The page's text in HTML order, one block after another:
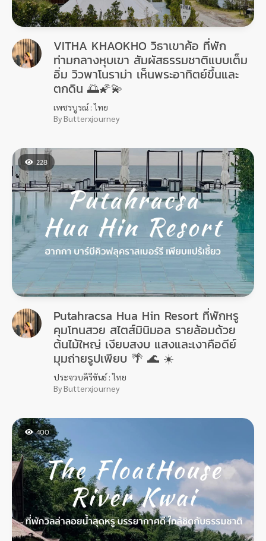
VITHA KHAOKHO วิธาเขาค้อ ที่พัก
ท่ามกลางหุบเขา สัมผัสธรรมชาติแบบเต็ม
อิ่ม วิวพาโนราม่า เห็นพระอาทิตย์ขึ้นและ
ตกดิน 🌅🌠💫
เพชรบูรณ์ : ไทย
By Butterxjourney
228
Putahracsa Hua Hin Resort ที่พักหรู
คุมโทนสวย สไตส์มินิมอล รายล้อมด้วย
ต้นไม้ใหญ่ เงียบสงบ แสงและเงาคือดีย์
มุมถ่ายรูปเพียบ 🌴 🌊 ☀️
ประจวบคีรีขันธ์ : ไทย
By Butterxjourney
400